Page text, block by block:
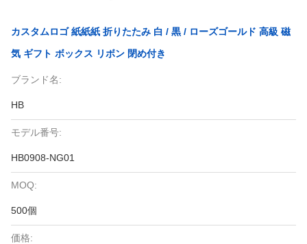
カスタムロゴ 紙紙紙 折りたたみ 白 / 黒 / ローズゴールド 高級 磁
気 ギフト ボックス リボン 閉め付き
ブランド名:
HB
モデル番号:
HB0908-NG01
MOQ:
500個
価格: